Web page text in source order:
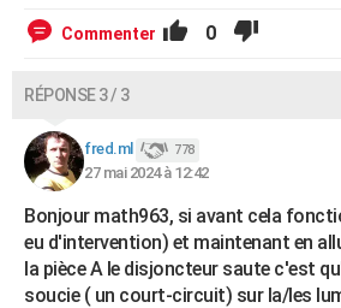
Commenter 0
RÉPONSE 3 / 3
fred.ml 778
27 mai 2024 à 12:42
Bonjour math963, si avant cela
eu d'intervention) et maintenant en
la pièce A le disjoncteur saute c'est
soucie ( un court-circuit) sur la/les